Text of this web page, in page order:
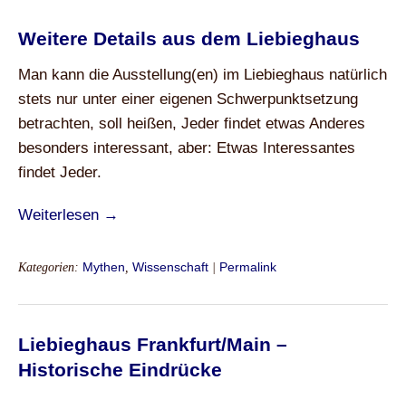
Weitere Details aus dem Liebieghaus
Man kann die Ausstellung(en) im Liebieghaus natürlich
stets nur unter einer eigenen Schwerpunktsetzung
betrachten, soll heißen, Jeder findet etwas Anderes
besonders interessant, aber: Etwas Interessantes
findet Jeder.
Weiterlesen →
Kategorien: Mythen, Wissenschaft Permalink
Liebieghaus Frankfurt/Main –
Historische Eindrücke